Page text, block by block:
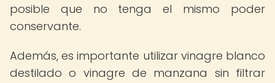
posible que no tenga el mismo poder
conservante.
Además, es importante utilizar vinagre blanco
destilado o vinagre de manzana sin filtrar